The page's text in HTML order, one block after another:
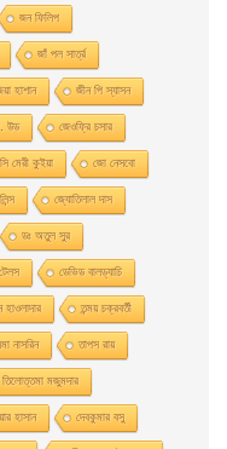
জন ফিলিপ
জাঁ পল সার্ত্র
হাশান জীন পি স্যাসন
উড জেওফ্রি চসার
মেরী কুইয়া জো নেসবো
জ্যোতিলাল দাস
ডঃ অতুল সুর
ডেভিড বালড্যাচি
হাওলাদার তন্ময় চক্রবর্তী
নাসরিন তাপস রায়
তিলোত্তমা মজুমদার
হাসান দেবকুমার বসু